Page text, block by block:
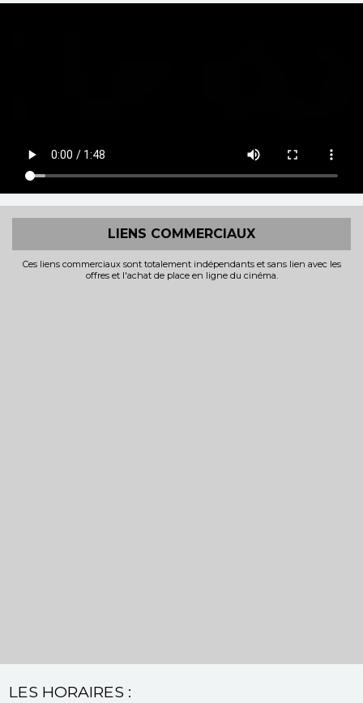
LIENS COMMERCIAUX
Ces liens commerciaux sont totalement indépendants et sans lien avec les
offres et l'achat de place en ligne du cinéma.
LES HORAIRES :